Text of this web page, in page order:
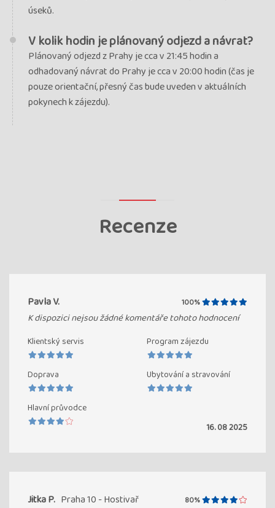
úseků.
V kolik hodin je plánovaný odjezd a návrat?
Plánovaný odjezd z Prahy je cca v 21:45 hodin a
odhadovaný návrat do Prahy je cca v 20:00 hodin (čas je
pouze orientační, přesný čas bude uveden v aktuálních
pokynech k zájezdu).
Recenze
Pavla V. 100%
K dispozici nejsou žádné komentáře tohoto hodnocení
Klientský servis Program zájezdu
Doprava Ubytování a stravování
Hlavní průvodce
16. 08 2025
Jitka P. Praha 10 - Hostivař 80%